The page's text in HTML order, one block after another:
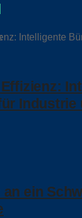
Industrie
ein